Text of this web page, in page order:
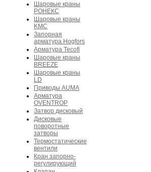
Шаровые краны
РОНЕКС
Шаровые краны
KMC
Запорная
арматура Hogfors
Арматура Tecofi
Шаровые краны
BREEZE
Шаровые краны
LD
Приводы AUMA
Арматура
OVENTROP
Затвор дисковый
Дисковые
поворотные
затворы
Термостатические
вентили
Кран запорно-
регулирующий